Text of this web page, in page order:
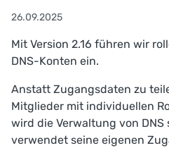
26.09.2025
Mit Version 2.16 führen wir
DNS-Konten ein.
Anstatt Zugangsdaten zu
Mitglieder mit individuellen
wird die Verwaltung von
verwendet seine eigenen